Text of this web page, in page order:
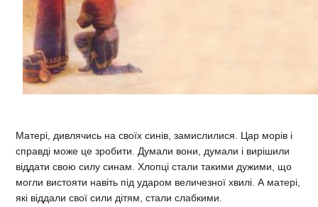
Матері, дивлячись на своїх синів, замислилися. Цар морів і
справді може це зробити. Думали вони, думали і вирішили
віддати свою силу синам. Хлопці стали такими дужими, що
могли вистояти навіть під ударом величезної хвилі. А матері,
які віддали свої сили дітям, стали слабкими.